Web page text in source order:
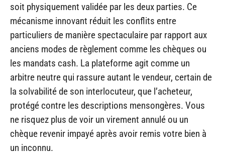
soit physiquement validée par les deux parties. Ce
mécanisme innovant réduit les conflits entre
particuliers de manière spectaculaire par rapport aux
anciens modes de règlement comme les chèques ou
les mandats cash. La plateforme agit comme un
arbitre neutre qui rassure autant le vendeur, certain de
la solvabilité de son interlocuteur, que l’acheteur,
protégé contre les descriptions mensongères. Vous
ne risquez plus de voir un virement annulé ou un
chèque revenir impayé après avoir remis votre bien à
un inconnu.